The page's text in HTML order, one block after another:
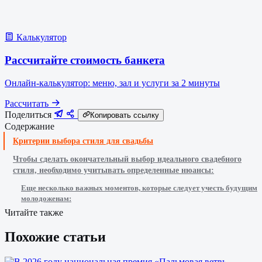
Калькулятор
Рассчитайте стоимость банкета
Онлайн-калькулятор: меню, зал и услуги за 2 минуты
Рассчитать
Поделиться
Копировать ссылку
Содержание
Критерии выбора стиля для свадьбы
Чтобы сделать окончательный выбор идеального свадебного
стиля, необходимо учитывать определенные нюансы:
Еще несколько важных моментов, которые следует учесть будущим
молодоженам:
Читайте также
Похожие статьи